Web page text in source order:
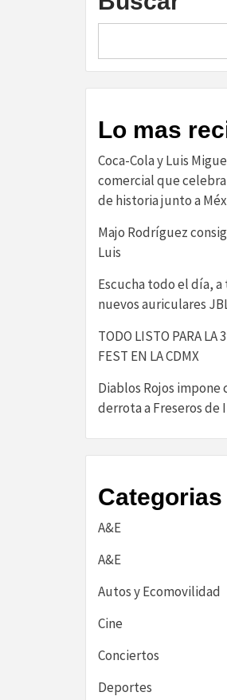
Lo mas
Coca-Cola y Luis
comercial que celebra
de historia junto a
Majo Rodríguez
Luis
Escucha todo el día,
nuevos auriculares
TODO LISTO PARA LA
FEST EN LA CDMX
Diablos Rojos impone
derrota a Freseros de
Categorias
A&E
A&E
Autos y Ecomovilidad
Cine
Conciertos
Deportes